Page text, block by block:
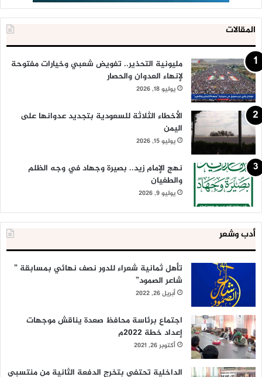
المقالات
مليونية التحذير.. تفويض شعبي وخيارات مفتوحة
لإنهاء العدوان والحصار
يوليو 18, 2026
الأخطاء الثلاثة للسعودية بتجديد عدوانها على
اليمن
يوليو 15, 2026
نهج الإمام زيد.. بصيرة وجهاد في وجه الظلم
والطغيان
يوليو 9, 2026
أدب وشعر
تأهل ثمانية شعراء للدور نصف نهائي بمسابقة ”
شاعر الصمود”
أبريل 26, 2022
اجتماع برئاسة محافظ صعدة يناقش موجهات
إعداد خطة 2022م
أكتوبر 26, 2021
الداخلية تحتفي بتخرج الدفعة الثانية من منتسبي